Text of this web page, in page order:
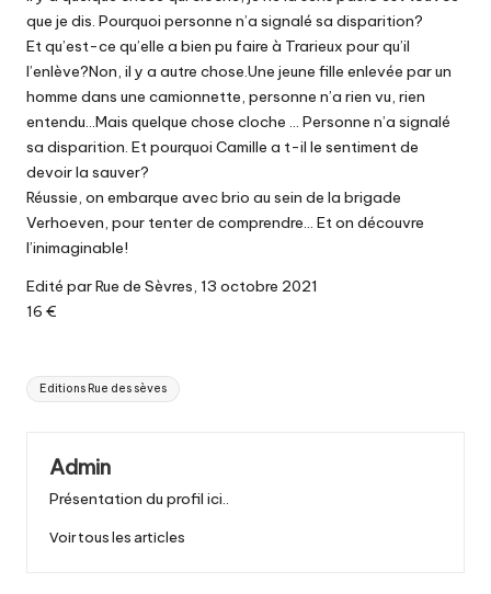
que je dis. Pourquoi personne n’a signalé sa disparition?
Et qu’est-ce qu’elle a bien pu faire à Trarieux pour qu’il
l’enlève?Non, il y a autre chose.Une jeune fille enlevée par un
homme dans une camionnette, personne n’a rien vu, rien
entendu…Mais quelque chose cloche … Personne n’a signalé
sa disparition. Et pourquoi Camille a t-il le sentiment de
devoir la sauver?
Réussie, on embarque avec brio au sein de la brigade
Verhoeven, pour tenter de comprendre… Et on découvre
l’inimaginable!
Edité par Rue de Sèvres, 13 octobre 2021
16 €
Tags:
Editions Rue des sèves
Admin
Présentation du profil ici..
Voir tous les articles